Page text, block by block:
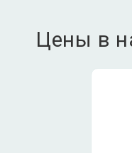
Цены в